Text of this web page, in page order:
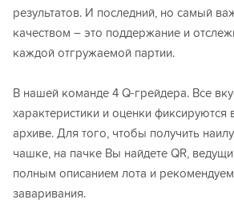
результатов. И последний, но самый
качеством – это поддержание и
каждой отгружаемой партии.
В нашей команде 4 Q-грейдера. Все
характеристики и оценки
архиве. Для того, чтобы получить
чашке, на пачке Вы найдете QR,
полным описанием лота и
заваривания.